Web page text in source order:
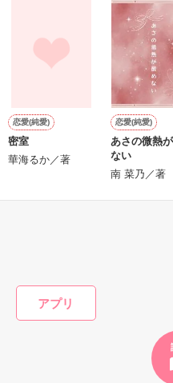
アプリ
「ありがとう」「すきです」
ぶ」「よくできました」など
しのメッセージを伝える小さ
ともに、その言葉を用いるこ
も促してくれる、「気持ちの
作
恋愛(純愛)
密室
華海るか／著
恋愛(純愛)
あさの微熱
ない
南 菜乃／著